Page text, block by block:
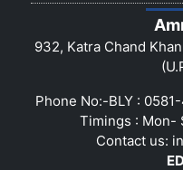
932, Katra Chand
Phone No:-BLY :
Timings : Mon-
Contact us: